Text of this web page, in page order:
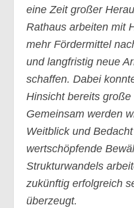
eine Zeit großer
Rathaus arbeiten mit
mehr Fördermittel
und langfristig neue
schaffen. Dabei
Hinsicht bereits große
Gemeinsam werden
Weitblick und
wertschöpfende
Strukturwandels
zukünftig erfolgreich
überzeugt.